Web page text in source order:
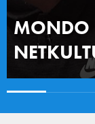
MONDO